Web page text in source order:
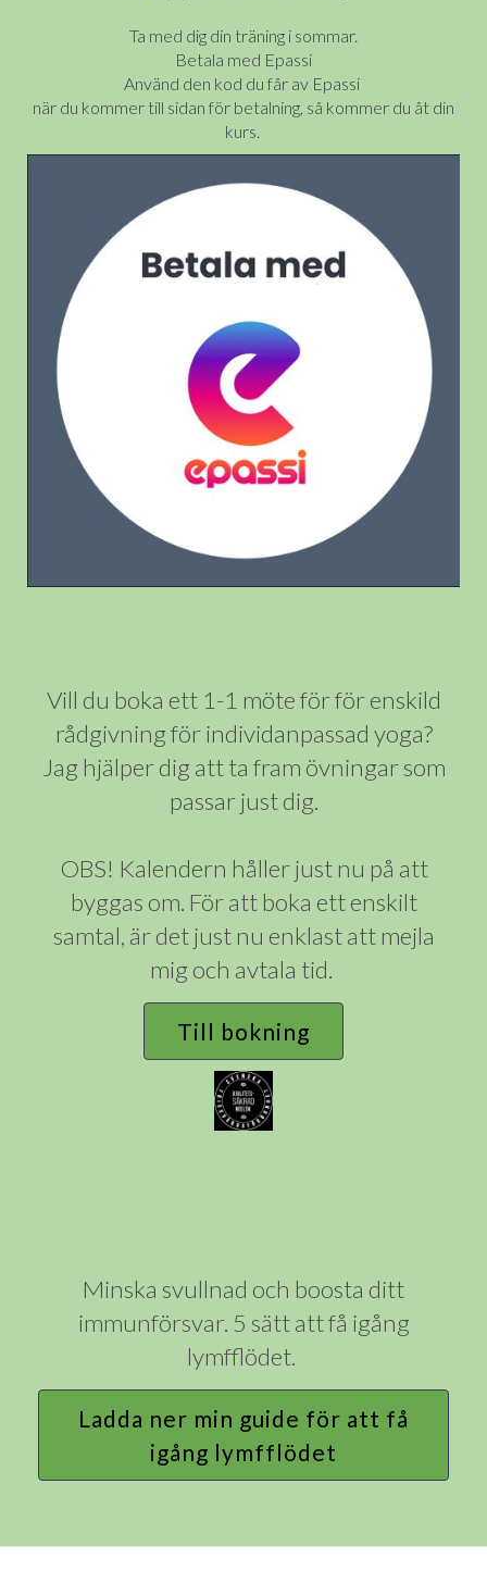
Ta med dig din träning i sommar.
Betala med Epassi
Använd den kod du får av Epassi
när du kommer till sidan för betalning, så kommer du åt din
kurs.
Vill du boka ett 1-1 möte för för enskild
rådgivning för individanpassad yoga?
Jag hjälper dig att ta fram övningar som
passar just dig.
OBS! Kalendern håller just nu på att
byggas om. För att boka ett enskilt
samtal, är det just nu enklast att mejla
mig och avtala tid.
Till bokning
Minska svullnad och boosta ditt
immunförsvar. 5 sätt att få igång
lymfflödet.
Ladda ner min guide för att få
igång lymfflödet